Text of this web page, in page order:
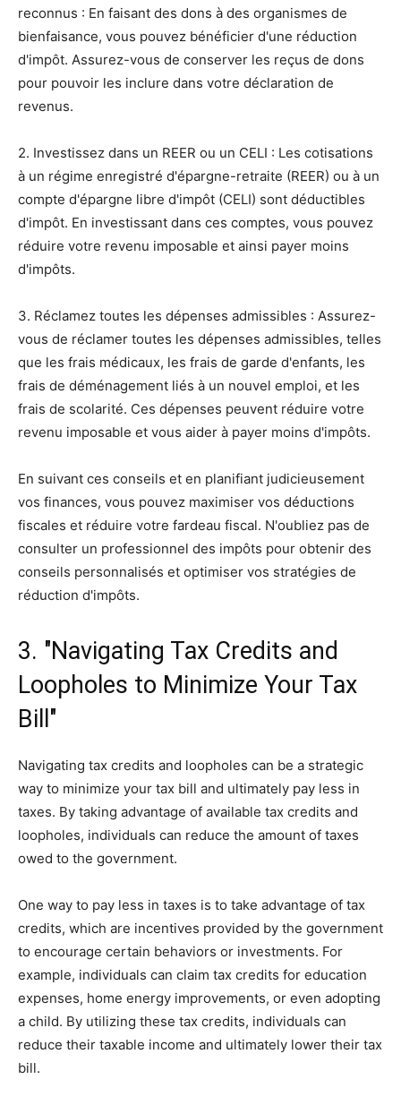
reconnus : En faisant des dons à des organismes de
bienfaisance, vous pouvez bénéficier d'une réduction
d'impôt. Assurez-vous de conserver les reçus de dons
pour pouvoir les inclure dans votre déclaration de
revenus.
2. Investissez dans un REER ou un CELI : Les cotisations
à un régime enregistré d'épargne-retraite (REER) ou à un
compte d'épargne libre d'impôt (CELI) sont déductibles
d'impôt. En investissant dans ces comptes, vous pouvez
réduire votre revenu imposable et ainsi payer moins
d'impôts.
3. Réclamez toutes les dépenses admissibles : Assurez-
vous de réclamer toutes les dépenses admissibles, telles
que les frais médicaux, les frais de garde d'enfants, les
frais de déménagement liés à un nouvel emploi, et les
frais de scolarité. Ces dépenses peuvent réduire votre
revenu imposable et vous aider à payer moins d'impôts.
En suivant ces conseils et en planifiant judicieusement
vos finances, vous pouvez maximiser vos déductions
fiscales et réduire votre fardeau fiscal. N'oubliez pas de
consulter un professionnel des impôts pour obtenir des
conseils personnalisés et optimiser vos stratégies de
réduction d'impôts.
3. "Navigating Tax Credits and
Loopholes to Minimize Your Tax
Bill"
Navigating tax credits and loopholes can be a strategic
way to minimize your tax bill and ultimately pay less in
taxes. By taking advantage of available tax credits and
loopholes, individuals can reduce the amount of taxes
owed to the government.
One way to pay less in taxes is to take advantage of tax
credits, which are incentives provided by the government
to encourage certain behaviors or investments. For
example, individuals can claim tax credits for education
expenses, home energy improvements, or even adopting
a child. By utilizing these tax credits, individuals can
reduce their taxable income and ultimately lower their tax
bill.